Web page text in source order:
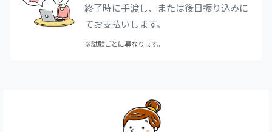
終了時に手渡し、または後日振り込みに
てお支払いします。
※試験ごとに異なります。